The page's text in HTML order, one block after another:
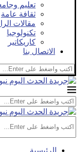
تعليم
ثقافة عامة
مقالات
تكنولوجيا
كاريكاتير
الاتصال بنا
الرئيسية